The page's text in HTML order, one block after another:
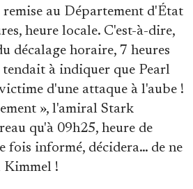
au Département d'État
heure locale. C'est-à-dire,
décalage horaire, 7 heures
à indiquer que Pearl
d'une attaque à l'aube !
», l'amiral Stark
qu'à 09h25, heure de
fois informé, décidera… de ne
Kimmel !